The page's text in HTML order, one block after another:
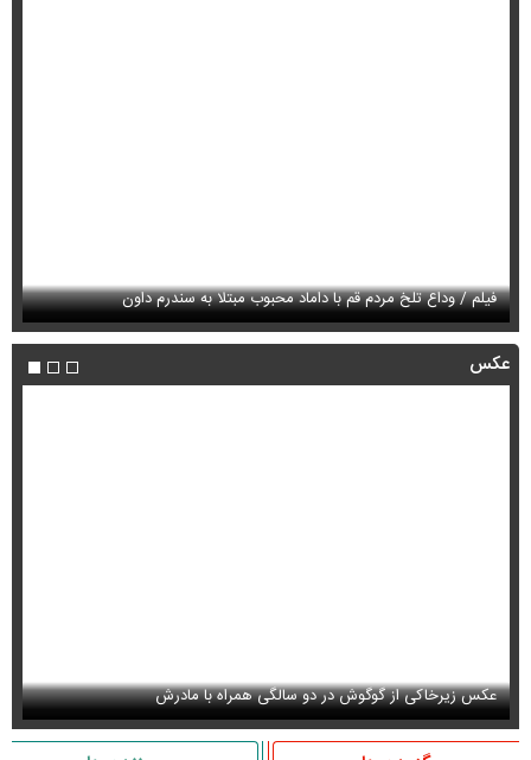
فیلم / وداع تلخ مردم قم با داماد محبوب مبتلا به سندرم داون
عکس
عکس زیرخاکی از گوگوش در دو سالگی همراه با مادرش